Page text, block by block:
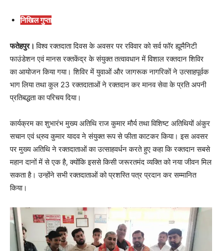
निखिल गुप्ता
फतेहपुर।विश्व रक्तदाता दिवस के अवसर पर रविवार को सर्व फॉर ह्यूमैनिटी
फाउंडेशन एवं मानस रक्तकेंद्र के संयुक्त तत्वावधान में विशाल रक्तदान शिविर
का आयोजन किया गया। शिविर में युवाओं और जागरूक नागरिकों ने उत्साहपूर्वक
भाग लिया तथा कुल 23 रक्तदाताओं ने रक्तदान कर मानव सेवा के प्रति अपनी
प्रतिबद्धता का परिचय दिया।
कार्यक्रम का शुभारंभ मुख्य अतिथि राज कुमार मौर्य तथा विशिष्ट अतिथियों अंकुर
सचान एवं ध्रुव कुमार यादव ने संयुक्त रूप से फीता काटकर किया। इस अवसर
पर मुख्य अतिथि ने रक्तदाताओं का उत्साहवर्धन करते हुए कहा कि रक्तदान सबसे
महान दानों में से एक है, क्योंकि इससे किसी जरूरतमंद व्यक्ति को नया जीवन मिल
सकता है। उन्होंने सभी रक्तदाताओं को प्रशस्ति पत्र प्रदान कर सम्मानित
किया।